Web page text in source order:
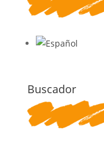
Buscador